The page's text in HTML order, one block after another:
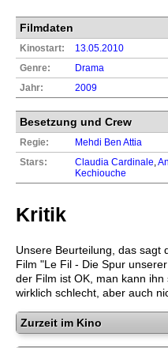
Filmdaten
Kinostart:
13.05.2010
Genre:
Drama
Jahr:
2009
Besetzung und Crew
Regie:
Mehdi Ben Attia
Stars:
Claudia Cardinale
Kechiouche
Kritik
Unsere Beurteilung, das sagt
Film "Le Fil - Die Spur
der Film ist OK, man kann
wirklich schlecht, aber auch
Zurzeit im Kino